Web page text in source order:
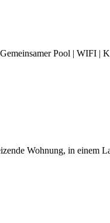
Pool | WIFI |
Wohnung, in einem